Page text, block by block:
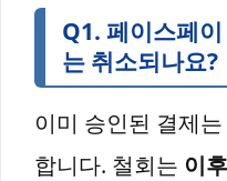
Q1. 페이스페
는 취소되나요?
이미 승인된 결제
합니다. 철회는 이